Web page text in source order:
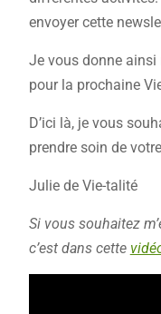
envoyer cette
Je vous donne ainsi
pour la prochaine
D’ici là, je vous
prendre soin de
Julie de Vie-talité
Si vous souhaitez
c’est dans cette